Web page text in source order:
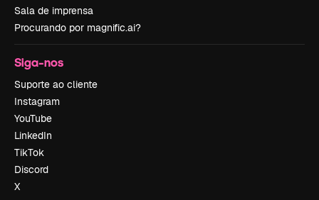
Sala de imprensa
Procurando por magnific.ai?
Siga-nos
Suporte ao cliente
Instagram
YouTube
LinkedIn
TikTok
Discord
X